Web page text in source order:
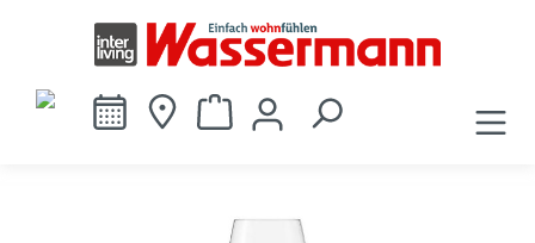
springen
Bildergalerie überspringen